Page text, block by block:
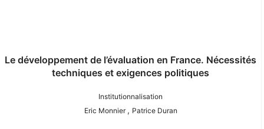
Le développement de l’évaluation en France. Nécessités
techniques et exigences politiques
Institutionnalisation
Eric Monnier , Patrice Duran